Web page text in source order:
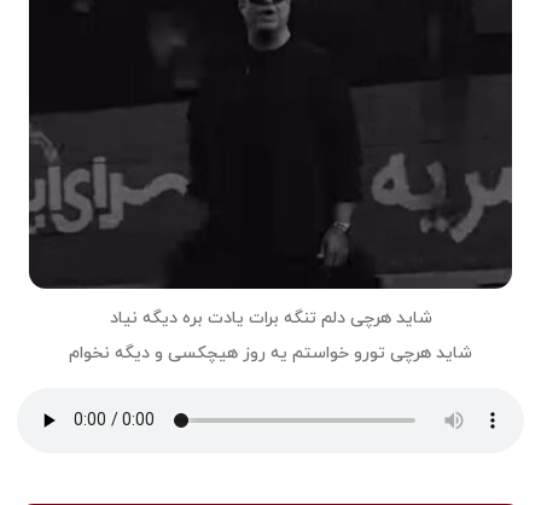
شايد هرچى دلم تنگه برات يادت بره ديگه نياد
شاید هرچى تورو خواستم يه روز هيچكسی و ديگه نخوام